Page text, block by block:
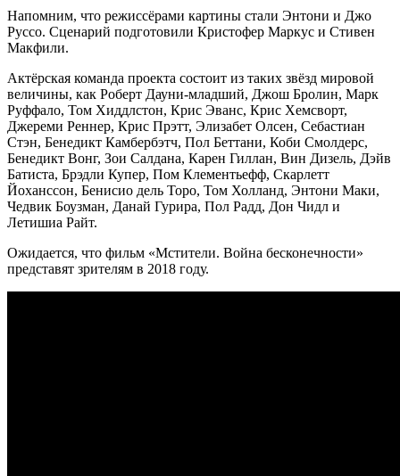
Напомним, что режиссёрами картины стали Энтони и Джо
Руссо. Сценарий подготовили Кристофер Маркус и Стивен
Макфили.
Актёрская команда проекта состоит из таких звёзд мировой
величины, как Роберт Дауни-младший, Джош Бролин, Марк
Руффало, Том Хиддлстон, Крис Эванс, Крис Хемсворт,
Джереми Реннер, Крис Прэтт, Элизабет Олсен, Себастиан
Стэн, Бенедикт Камбербэтч, Пол Беттани, Коби Смолдерс,
Бенедикт Вонг, Зои Салдана, Карен Гиллан, Вин Дизель, Дэйв
Батиста, Брэдли Купер, Пом Клементьефф, Скарлетт
Йоханссон, Бенисио дель Торо, Том Холланд, Энтони Маки,
Чедвик Боузман, Данай Гурира, Пол Радд, Дон Чидл и
Летишиа Райт.
Ожидается, что фильм «Мстители. Война бесконечности»
представят зрителям в 2018 году.